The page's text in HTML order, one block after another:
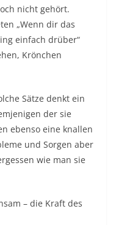
nicht gehört.
„Wenn dir das
einfach drüber“
Krönchen
Sätze denkt ein
der sie
ebenso eine knallen
und Sorgen aber
wie man sie
– die Kraft des